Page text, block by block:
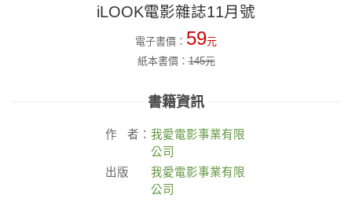
iLOOK電影雜誌11月號
電子書價： 59元
紙本書價：145元
書籍資訊
作 者： 我愛電影事業有限
公司
出版
我愛電影事業有限
公司